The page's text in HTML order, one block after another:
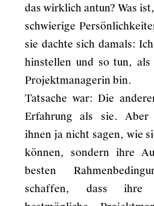
das wirklich antun? Was
schwierige
sie dachte sich damals:
hinstellen und so tun,
Projektmanagerin bin.
Tatsache war: Die
Erfahrung als sie. Aber
ihnen ja nicht sagen, wie
können, sondern ihre
besten
schaffen, dass ihre